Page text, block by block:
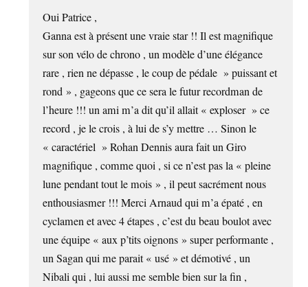
Oui Patrice ,
Ganna est à présent une vraie star !! Il est magnifique
sur son vélo de chrono , un modèle d’une élégance
rare , rien ne dépasse , le coup de pédale » puissant et
rond » , gageons que ce sera le futur recordman de
l’heure !!! un ami m’a dit qu’il allait « exploser » ce
record , je le crois , à lui de s’y mettre … Sinon le
« caractériel » Rohan Dennis aura fait un Giro
magnifique , comme quoi , si ce n’est pas la « pleine
lune pendant tout le mois » , il peut sacrément nous
enthousiasmer !!! Merci Arnaud qui m’a épaté , en
cyclamen et avec 4 étapes , c’est du beau boulot avec
une équipe « aux p’tits oignons » super performante ,
un Sagan qui me parait « usé » et démotivé , un
Nibali qui , lui aussi me semble bien sur la fin ,